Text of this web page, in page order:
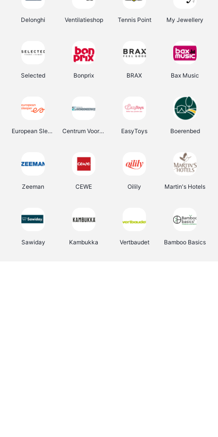
Delonghi Ventilatieshop Tennis Point My Jewellery
Selected Bonprix BRAX Bax Music
European Sleeper Centrum Voor Avondonderwijs EasyToys Boerenbed
Zeeman CEWE Oilily Martin's Hotels
Sawiday Kambukka Vertbaudet Bamboo Basics